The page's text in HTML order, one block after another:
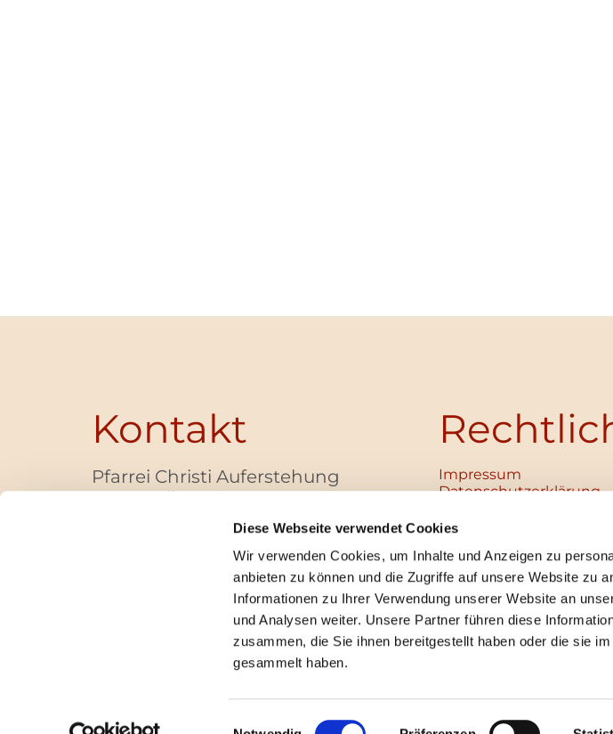
Diese Webseite verwendet Cookies
Wir verwenden Cookies, um Inhalte und Anzeigen zu
anbieten zu können und die Zugriffe auf unsere Website zu
Informationen zu Ihrer Verwendung unserer Website an
und Analysen weiter. Unsere Partner führen diese
zusammen, die Sie ihnen bereitgestellt haben oder die sie
gesammelt haben.
Einwilligungsauswahl
Kontakt
Pfarrei Christi Auferstehung
Bayernallee 28
+49 (0)30 / 30 00 03 -40
pfarrbuero@christi-auferstehung.net
IBAN DE62 3706 0193 6006 9310 04
Impressum
Datenschutz­erklärung
Institutionelles
Unabhängige
Digitales
Impressum